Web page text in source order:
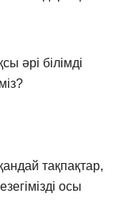
әрі білімді
тақпақтар,
осы